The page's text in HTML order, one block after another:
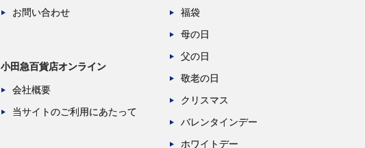
お問い合わせ
小田急百貨店オンライン
会社概要
当サイトのご利用にあたって
福袋
母の日
父の日
敬老の日
クリスマス
バレンタインデー
ホワイトデー